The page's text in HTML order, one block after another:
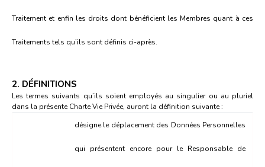
Traitement et enfin les droits dont bénéficient les Membres quant à ces
Traitements tels qu’ils sont définis ci-après.
2. DÉFINITIONS
Les termes suivants qu’ils soient employés au singulier ou au pluriel
dans la présente Charte Vie Privée, auront la définition suivante :
désigne le déplacement des Données Personnelles
qui présentent encore pour le Responsable de